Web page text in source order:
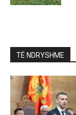
TË NDRYSHME